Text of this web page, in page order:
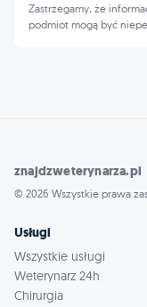
Zastrzegamy, że
podmiot mogą być
znajdzweterynarza.pl
© 2026 Wszystkie prawa
Usługi
Wszystkie usługi
Weterynarz 24h
Chirurgia